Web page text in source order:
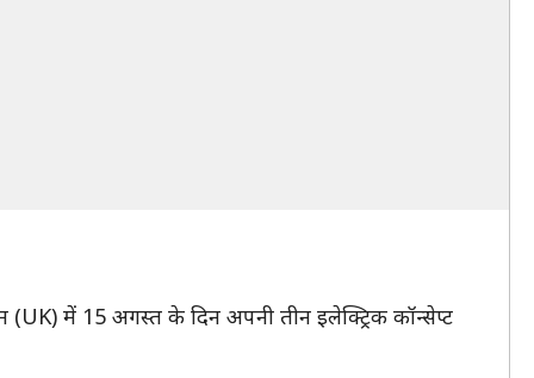
में 15 अगस्त के दिन अपनी तीन इलेक्ट्रिक कॉन्सेप्ट